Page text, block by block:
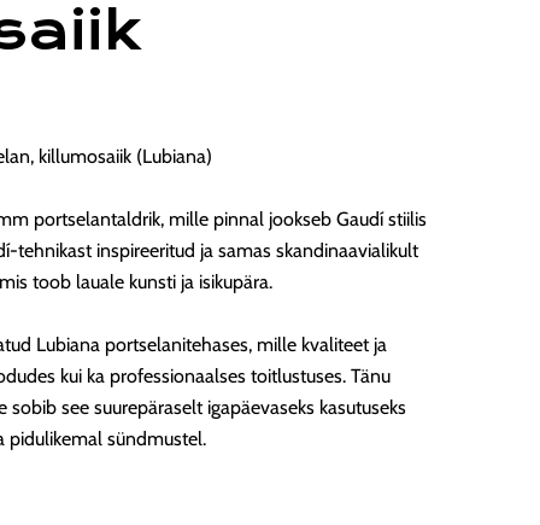
killumosaiik (Lubiana)
portselantaldrik, mille pinnal jookseb Gaudí stiilis
tehnikast inspireeritud ja samas skandinaavialikult
toob lauale kunsti ja isikupära.
Lubiana portselanitehases, mille kvaliteet ja
kui ka professionaalses toitlustuses. Tänu
see suurepäraselt igapäevaseks kasutuseks
pidulikemal sündmustel.